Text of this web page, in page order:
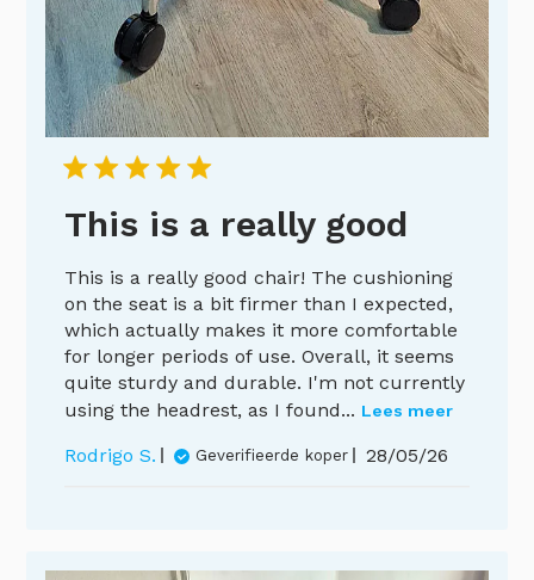
This is a really good
This is a really good chair! The cushioning
on the seat is a bit firmer than I expected,
which actually makes it more comfortable
for longer periods of use. Overall, it seems
quite sturdy and durable. I'm not currently
using the headrest, as I found... Lees meer
Rodrigo S. Geverifieerde koper 28/05/26